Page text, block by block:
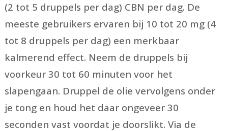
(2 tot 5 druppels per dag) CBN per dag. De
meeste gebruikers ervaren bij 10 tot 20 mg (4
tot 8 druppels per dag) een merkbaar
kalmerend effect. Neem de druppels bij
voorkeur 30 tot 60 minuten voor het
slapengaan. Druppel de olie vervolgens onder
je tong en houd het daar ongeveer 30
seconden vast voordat je doorslikt. Via de